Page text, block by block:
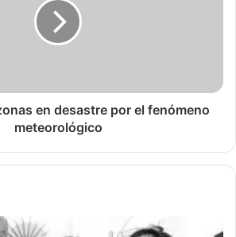
en desastre por el fenómeno
meteorológico